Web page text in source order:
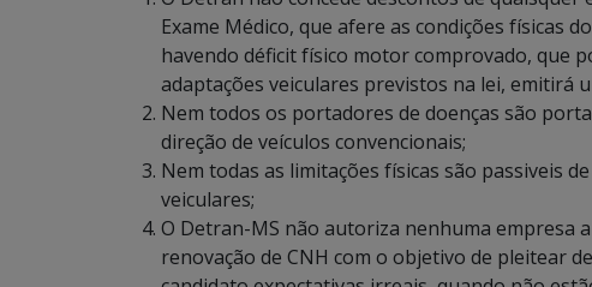
Exame Médico, que afere as condições físicas
havendo déficit físico motor comprovado, que
adaptações veiculares previstos na lei, emitirá
Nem todos os portadores de doenças são
direção de veículos convencionais;
Nem todas as limitações físicas são passiveis
veiculares;
O Detran-MS não autoriza nenhuma empresa
renovação de CNH com o objetivo de pleitear